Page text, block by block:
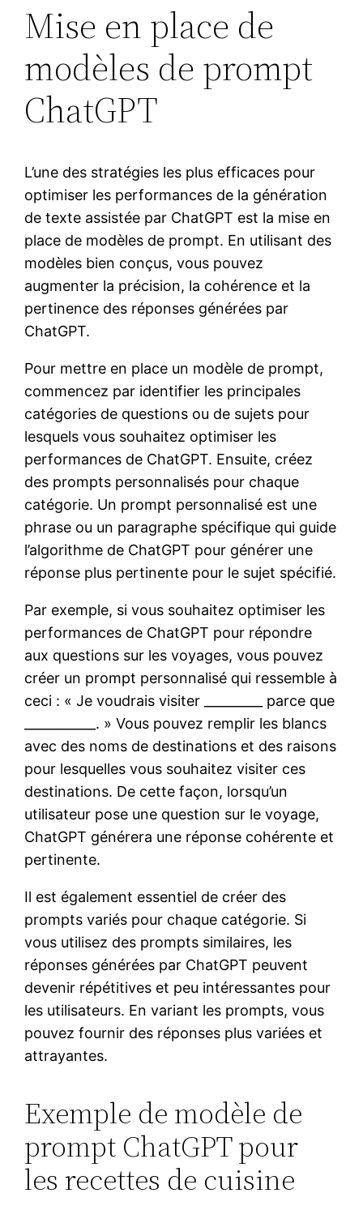
Mise en place de
modèles de prompt
ChatGPT
L’une des stratégies les plus efficaces pour
optimiser les performances de la génération
de texte assistée par ChatGPT est la mise en
place de modèles de prompt. En utilisant des
modèles bien conçus, vous pouvez
augmenter la précision, la cohérence et la
pertinence des réponses générées par
ChatGPT.
Pour mettre en place un modèle de prompt,
commencez par identifier les principales
catégories de questions ou de sujets pour
lesquels vous souhaitez optimiser les
performances de ChatGPT. Ensuite, créez
des prompts personnalisés pour chaque
catégorie. Un prompt personnalisé est une
phrase ou un paragraphe spécifique qui guide
l’algorithme de ChatGPT pour générer une
réponse plus pertinente pour le sujet spécifié.
Par exemple, si vous souhaitez optimiser les
performances de ChatGPT pour répondre
aux questions sur les voyages, vous pouvez
créer un prompt personnalisé qui ressemble à
ceci : « Je voudrais visiter _________ parce que
___________. » Vous pouvez remplir les blancs
avec des noms de destinations et des raisons
pour lesquelles vous souhaitez visiter ces
destinations. De cette façon, lorsqu’un
utilisateur pose une question sur le voyage,
ChatGPT générera une réponse cohérente et
pertinente.
Il est également essentiel de créer des
prompts variés pour chaque catégorie. Si
vous utilisez des prompts similaires, les
réponses générées par ChatGPT peuvent
devenir répétitives et peu intéressantes pour
les utilisateurs. En variant les prompts, vous
pouvez fournir des réponses plus variées et
attrayantes.
Exemple de modèle de
prompt ChatGPT pour
les recettes de cuisine